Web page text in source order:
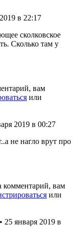
в 22:17
сколковское
Сколько там у
вам
или
2019 в 00:27
не нагло врут про
комментарий, вам
или
• 25 января 2019 в